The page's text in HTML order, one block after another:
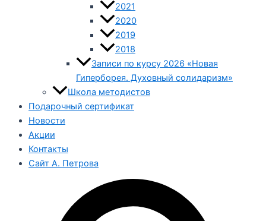
2021
2020
2019
2018
Записи по курсу 2026 «Новая
Гиперборея. Духовный солидаризм»
Школа методистов
Подарочный сертификат
Новости
Акции
Контакты
Сайт А. Петрова